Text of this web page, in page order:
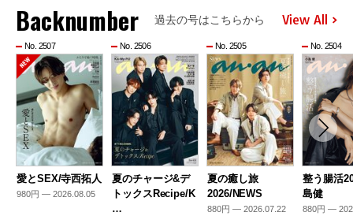
Backnumber 過去の号はこちらから View All
No. 2507
愛とSEX/寺西拓人
980円 — 2026.08.05
No. 2506
夏のチャージ&デ
トックスRecipe/K
…
No. 2505
夏の癒し旅
2026/NEWS
880円 — 2026.07.22
No. 2504
整う腸活
島健
880円 —